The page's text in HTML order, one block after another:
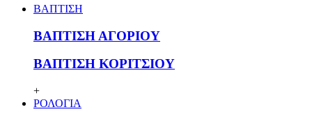
ΒΑΠΤΙΣΗ
ΒΑΠΤΙΣΗ ΑΓΟΡΙΟΥ
ΒΑΠΤΙΣΗ ΚΟΡΙΤΣΙΟΥ
+
ΡΟΛΟΓΙΑ